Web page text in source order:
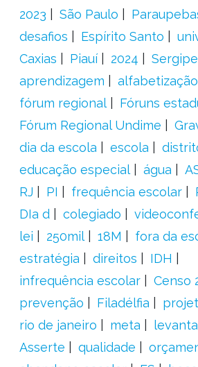
2023
São Paulo
desafios
Espírito Santo
Caxias
Piauí 2024
Sergipe
aprendizagem
alfabetização
fórum regional
Fóruns
Fórum Regional Undime
dia da escola
escola
educação especial
água
RJ
PI frequência escolar
DIa d
colegiado
lei
250mil 18M
fora da
estratégia
direitos
IDH
infrequência escolar
Censo
prevenção
Filadélfia
rio de janeiro
meta
Asserte
qualidade